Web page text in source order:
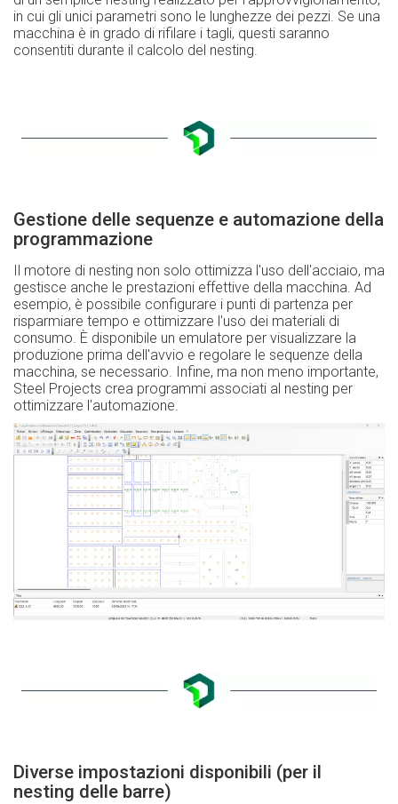
in cui gli unici parametri sono le lunghezze dei pezzi. Se una
macchina è in grado di rifilare i tagli, questi saranno
consentiti durante il calcolo del nesting.
Gestione delle sequenze e automazione della
programmazione
Il motore di nesting non solo ottimizza l'uso dell'acciaio, ma
gestisce anche le prestazioni effettive della macchina. Ad
esempio, è possibile configurare i punti di partenza per
risparmiare tempo e ottimizzare l'uso dei materiali di
consumo. È disponibile un emulatore per visualizzare la
produzione prima dell'avvio e regolare le sequenze della
macchina, se necessario. Infine, ma non meno importante,
Steel Projects crea programmi associati al nesting per
ottimizzare l'automazione.
Diverse impostazioni disponibili (per il
nesting delle barre)